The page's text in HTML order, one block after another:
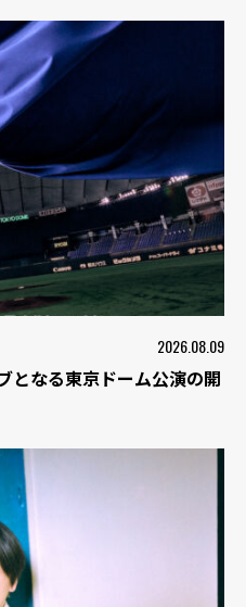
2026.08.09
となる東京ドーム公演の開